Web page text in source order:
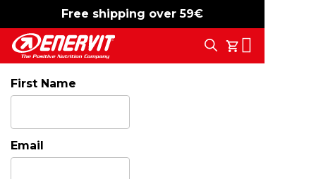
Free shipping over 59€
-15% free shipping
My Cart
Search
First Name
Email